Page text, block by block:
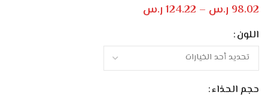
98.02 ر.س –
124.22 ر.س
اللون
حجم الحذاء